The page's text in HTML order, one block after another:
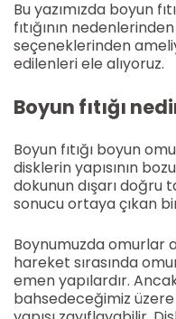
Bu yazımızda boyun
fıtığının
seçeneklerinden
edilenleri ele alıyoruz.
Boyun fıtığı
Boyun fıtığı boyun
disklerin yapısının
dokunun dışarı doğru
sonucu ortaya çıkan
Boynumuzda omurlar
hareket sırasında
emen yapılardır.
bahsedeceğimiz